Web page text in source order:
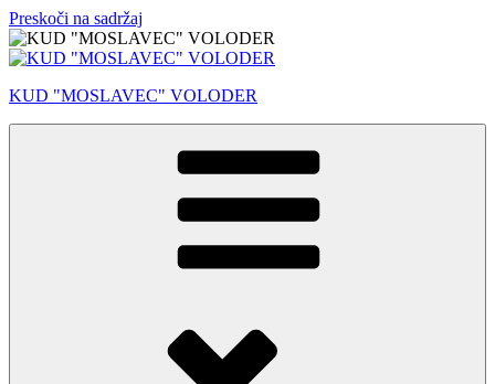
Preskoči na sadržaj
KUD "MOSLAVEC" VOLODER